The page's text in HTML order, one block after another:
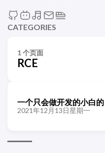
CATEGORIES
1 个页面
RCE
一个只会做开发的小白
2021年12月13日星期一